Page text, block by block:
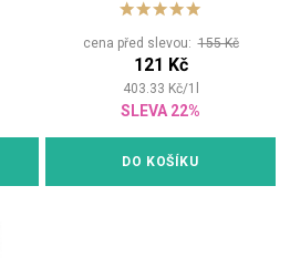
cena před slevou:155 Kč
121 Kč
403.33 Kč/1
SLEVA 22%
DO KOŠÍKU